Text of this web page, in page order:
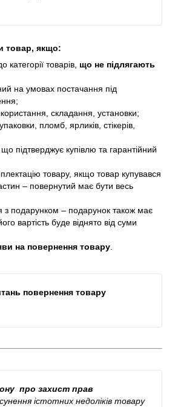
товар, якщо:
товарів, що не підлягають
на умовах постачання під
складання, установки;
пломб, ярликів, стікерів,
підтверджує купівлю та гарантійний
товару, якщо товар купувався
– повернутий має бути весь
з подарунком – подарунок також має
вартість буде віднято від суми
на повернення товару
повернення товару
про захист прав
істотних недоліків товару